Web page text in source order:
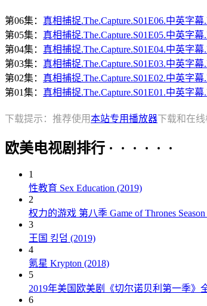
第06集： 真相捕捉.The.Capture.S01E06.中英字
第05集： 真相捕捉.The.Capture.S01E05.中英字
第04集： 真相捕捉.The.Capture.S01E04.中英字
第03集： 真相捕捉.The.Capture.S01E03.中英字
第02集： 真相捕捉.The.Capture.S01E02.中英字
第01集： 真相捕捉.The.Capture.S01E01.中英字
下载提示：推荐使用本站专用播放器下载和在
欧美电视剧排行 · · · · · ·
1
性教育 Sex Education (2019)
2
权力的游戏 第八季 Game of Thrones Season
3
王国 킹덤 (2019)
4
氪星 Krypton (2018)
5
2019年美国欧美剧《切尔诺贝利第一季》
6